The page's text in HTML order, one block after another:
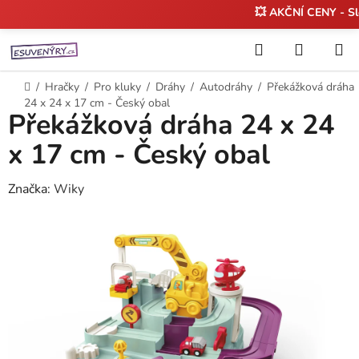
na
obsah
💥 AKČNÍ CENY -
Hledat
KOŠÍK
Domů
/ Hračky / Pro kluky / Dráhy / Autodráhy / Překážková dráha
24 x 24 x 17 cm - Český obal
Překážková dráha 24 x 24
x 17 cm - Český obal
Značka: Wiky